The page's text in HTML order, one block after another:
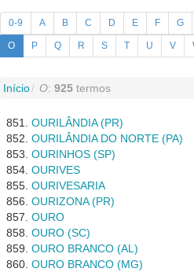
0-9 A B C D E F G
O P Q R S T U V
Início O: 925 termos
OURILÂNDIA (PR)
OURILÂNDIA DO NORTE (PA)
OURINHOS (SP)
OURIVES
OURIVESARIA
OURIZONA (PR)
OURO
OURO (SC)
OURO BRANCO (AL)
OURO BRANCO (MG)